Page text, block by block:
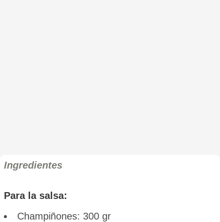
Ingredientes
Para la salsa:
Champiñones: 300 gr